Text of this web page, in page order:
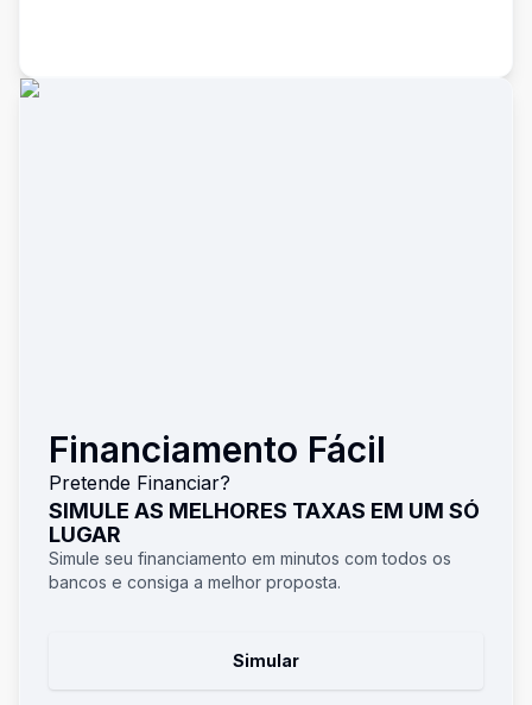
Financiamento Fácil
Pretende Financiar?
SIMULE AS MELHORES TAXAS EM UM SÓ
LUGAR
Simule seu financiamento em minutos com todos os
bancos e consiga a melhor proposta.
Simular